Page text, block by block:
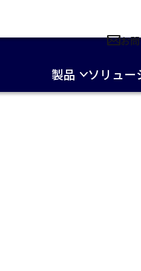
お
製品 ソリュー